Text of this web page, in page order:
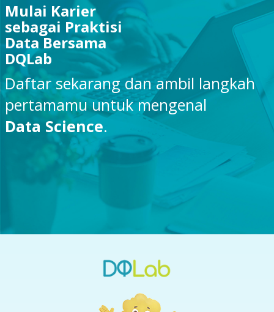
Mulai Karier
sebagai Praktisi
Data Bersama
DQLab
Daftar sekarang dan ambil langkah
pertamamu untuk mengenal
Data Science.